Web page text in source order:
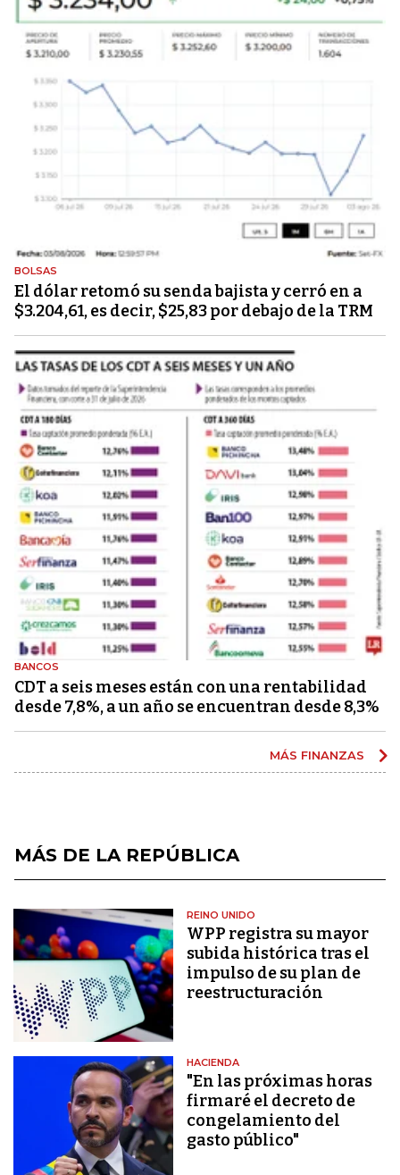
BOLSAS
El dólar retomó su senda bajista y cerró en a
$3.204,61, es decir, $25,83 por debajo de la TRM
BANCOS
CDT a seis meses están con una rentabilidad
desde 7,8%, a un año se encuentran desde 8,3%
MÁS FINANZAS
MÁS DE LA REPÚBLICA
REINO UNIDO
WPP registra su mayor
subida histórica tras el
impulso de su plan de
reestructuración
HACIENDA
"En las próximas horas
firmaré el decreto de
congelamiento del
gasto público"